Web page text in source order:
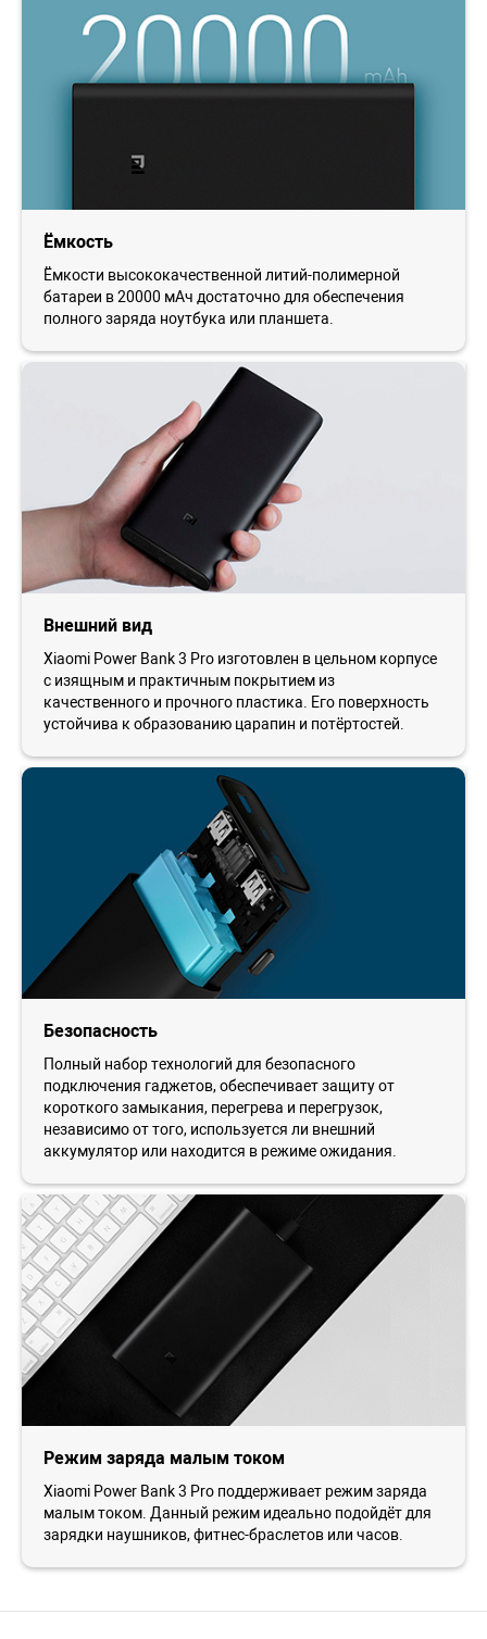
Ёмкость
Ёмкости высококачественной литий-полимерной
батареи в 20000 мАч достаточно для обеспечения
полного заряда ноутбука или планшета.
Внешний вид
Xiaomi Power Bank 3 Pro изготовлен в цельном корпусе
с изящным и практичным покрытием из
качественного и прочного пластика. Его поверхность
устойчива к образованию царапин и потёртостей.
Безопасность
Полный набор технологий для безопасного
подключения гаджетов, обеспечивает защиту от
короткого замыкания, перегрева и перегрузок,
независимо от того, используется ли внешний
аккумулятор или находится в режиме ожидания.
Режим заряда малым током
Xiaomi Power Bank 3 Pro поддерживает режим заряда
малым током. Данный режим идеально подойдёт для
зарядки наушников, фитнес-браслетов или часов.